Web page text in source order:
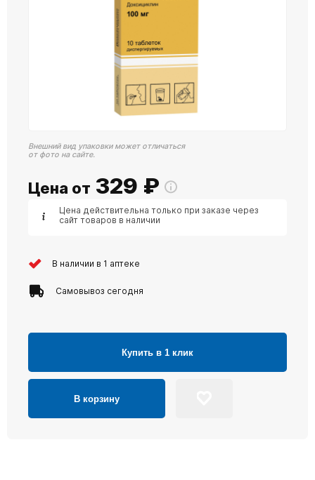
Внешний вид упаковки может отличаться
от фото на сайте.
Цена от 329 ₽
Цена действительна только при заказе через
сайт товаров в наличии
В наличии в 1 аптеке
Самовывоз сегодня
Купить в 1 клик
В корзину